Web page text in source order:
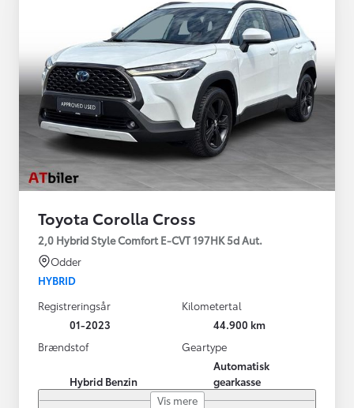
Toyota Corolla Cross
2,0 Hybrid Style Comfort E-CVT 197HK 5d Aut.
Odder
HYBRID
Registreringsår
01-2023
Kilometertal
44.900 km
Brændstof
Hybrid Benzin
Geartype
Automatisk
gearkasse
Vis mere